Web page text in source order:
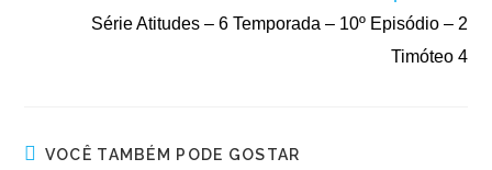
Série Atitudes – 6 Temporada – 10º Episódio – 2
Timóteo 4
VOCÊ TAMBÉM PODE GOSTAR